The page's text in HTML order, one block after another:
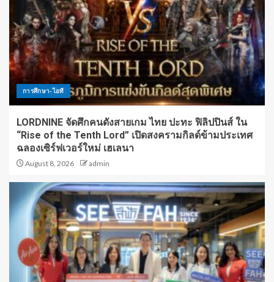
การศึกษา-ไอที
LORDNINE จัดศึกคนดังสายเกม ไทย ปะทะ ฟิลิปปินส์ ใน
“Rise of the Tenth Lord” เปิดสงครามกิลด์ข้ามประเทศ
ฉลองเซิร์ฟเวอร์ใหม่ เฮเลนา
August 8, 2026 admin